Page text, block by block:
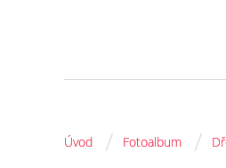
Úvod / Fotoalbum /